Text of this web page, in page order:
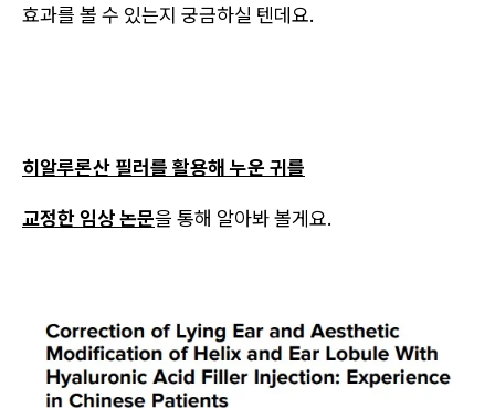
효과를 볼 수 있는지 궁금하실 텐데요.
히알루론산 필러를 활용해 누운 귀를
교정한 임상 논문을 통해 알아봐 볼게요.